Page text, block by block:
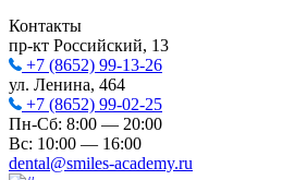
Контакты
пр-кт Российский, 13
+7 (8652) 99-13-26
ул. Ленина, 464
+7 (8652) 99-02-25
Пн-Сб: 8:00 — 20:00
Вс: 10:00 — 16:00
dental@smiles-academy.ru